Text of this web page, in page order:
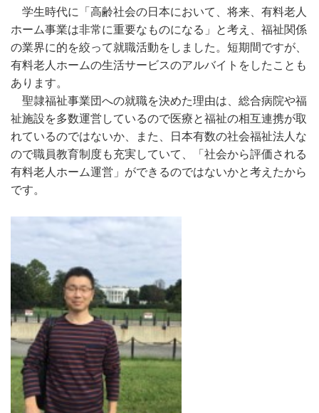
学生時代に「高齢社会の日本において、将来、有料老人
ホーム事業は非常に重要なものになる」と考え、福祉関係
の業界に的を絞って就職活動をしました。短期間ですが、
有料老人ホームの生活サービスのアルバイトをしたことも
あります。
聖隷福祉事業団への就職を決めた理由は、総合病院や福
祉施設を多数運営しているので医療と福祉の相互連携が取
れているのではないか、また、日本有数の社会福祉法人な
ので職員教育制度も充実していて、「社会から評価される
有料老人ホーム運営」ができるのではないかと考えたから
です。